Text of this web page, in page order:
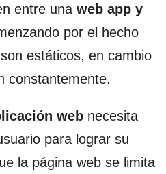
entre una web app y
por el hecho
estáticos, en cambio
constantemente.
web necesita
para lograr su
la página web se limita